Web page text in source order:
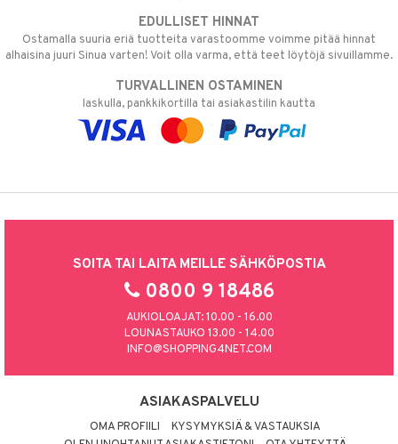
EDULLISET HINNAT
Ostamalla suuria eriä tuotteita varastoomme voimme pitää hinnat
alhaisina juuri Sinua varten! Voit olla varma, että teet löytöjä sivuillamme.
TURVALLINEN OSTAMINEN
laskulla, pankkikortilla tai asiakastilin kautta
SOITA TAI LAITA MEILLE SÄHKÖPOSTIA
0800 9 18486
AUKIOLOAJAT: 10.00 - 16.00
LOUNASTAUKO 13.00 - 14.00
INFO@SHOPPING4NET.COM
ASIAKASPALVELU
OMA PROFIILI
KYSYMYKSIÄ & VASTAUKSIA